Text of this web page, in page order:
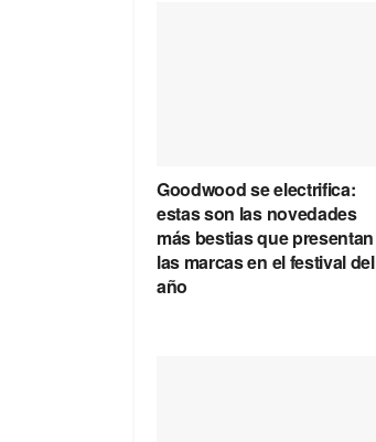
Goodwood se electrifica:
estas son las novedades
más bestias que presentan
las marcas en el festival del
año